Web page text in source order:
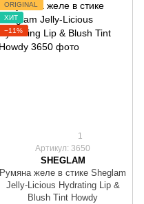
ORIGINAL
ХИТ
−11%
1
Артикул: 3650
SHEGLAM
Румяна желе в стике Sheglam
Jelly-Licious Hydrating Lip &
Blush Tint Howdy